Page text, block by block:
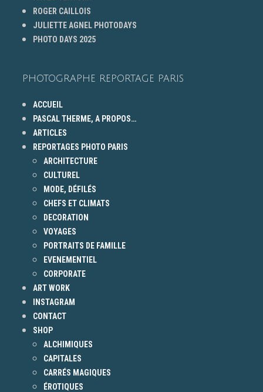
ROGER CAILLOIS
JULIETTE AGNEL PHOTODAYS
PHOTO DAYS 2025
PHOTOGRAPHE REPORTAGE PARIS
ACCUEIL
PASCAL THERME, A PROPOS…
ARTICLES
REPORTAGES PHOTO PARIS
ARCHITECTURE
CULTUREL
MODE, DÉFILÉS
CHEFS ET CLIMATS
DECORATION
VOYAGES
PORTRAITS DE FAMILLE
EVENEMENTIEL
CORPORATE
ART WORK
INSTAGRAM
CONTACT
SHOP
ALCHIMIQUES
CAPITALES
CARRÉS MAGIQUES
ÉROTIQUES